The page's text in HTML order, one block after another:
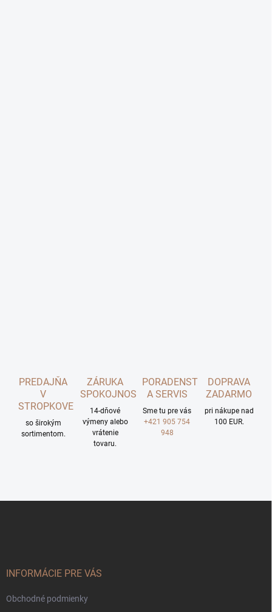
PREDAJŇA
V
STROPKOVE
so širokým
sortimentom.
ZÁRUKA
SPOKOJNOSTI
14-dňové
výmeny alebo
vrátenie
tovaru.
PORADENSTVO
A SERVIS
Sme tu pre vás
+421 905 754
948
DOPRAVA
ZADARMO
pri nákupe nad
100 EUR.
INFORMÁCIE PRE VÁS
Obchodné podmienky